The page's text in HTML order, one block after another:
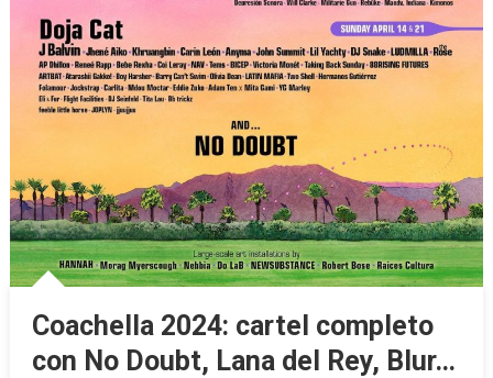
Coachella 2024: cartel completo
con No Doubt, Lana del Rey, Blur…